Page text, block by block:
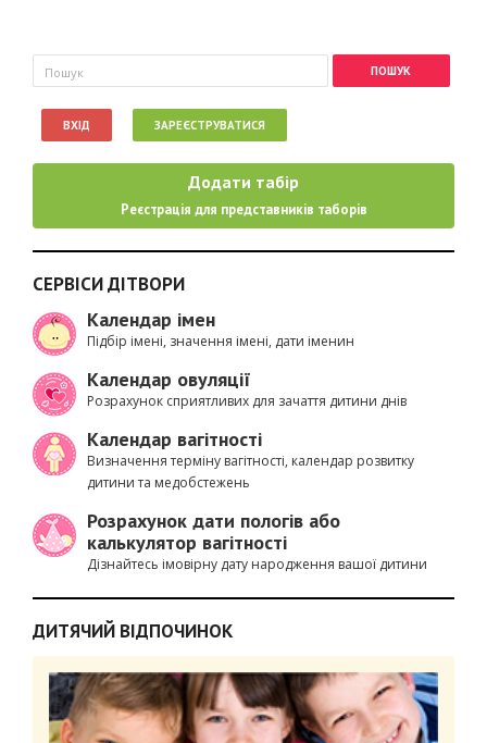
Пошукова форма
Пошук
ВХІД ЗАРЕЄСТРУВАТИСЯ
Додати табір
Реєстрація для представників таборів
СЕРВІСИ ДІТВОРИ
Календар імен
Підбір імені, значення імені, дати іменин
Календар овуляції
Розрахунок сприятливих для зачаття дитини днів
Календар вагітності
Визначення терміну вагітності, календар розвитку
дитини та медобстежень
Розрахунок дати пологів або
калькулятор вагітності
Дізнайтесь імовірну дату народження вашої дитини
ДИТЯЧИЙ ВІДПОЧИНОК